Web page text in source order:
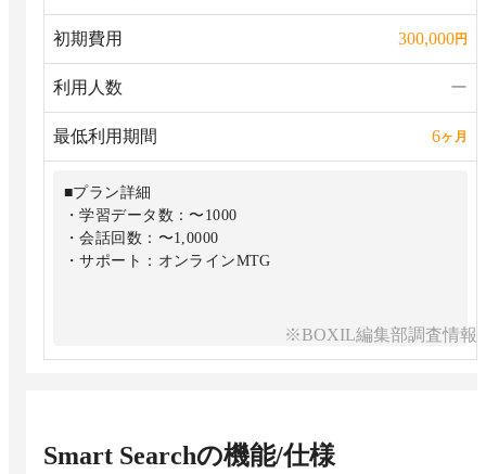
初期費用 300,000円
利用人数 ー
最低利用期間 6ヶ月
■プラン詳細
・学習データ数：〜1000
・会話回数：〜1,0000
※BOXIL編集部調査情報
Smart Searchの機能/仕様